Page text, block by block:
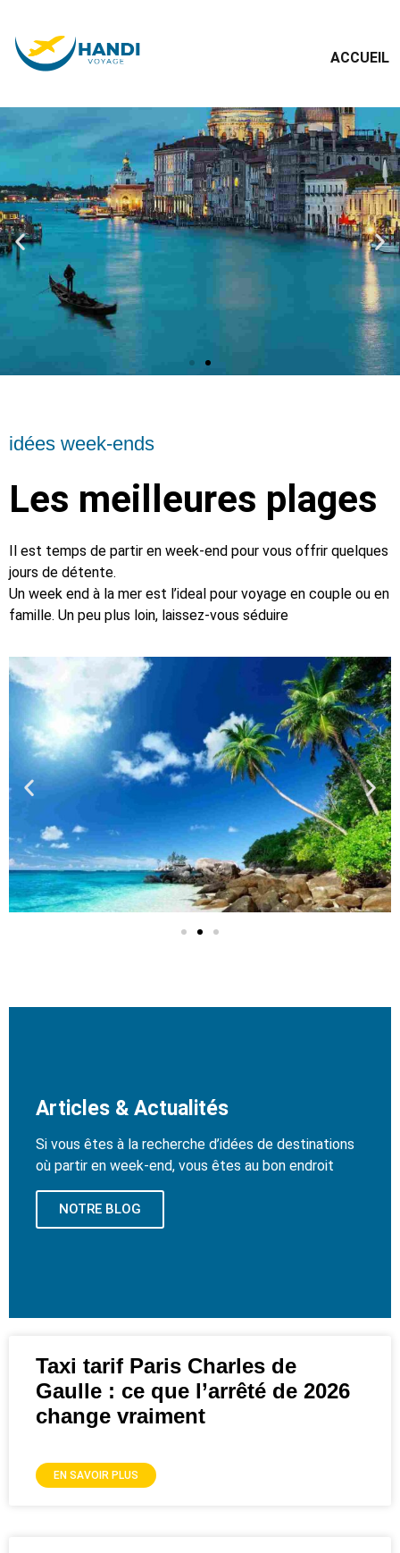
ACCUEIL
Nous voyageons pour chercher d'autres états, d'autres vies,
idées week-ends
Les meilleures plages
Il est temps de partir en week-end pour vous offrir quelques
jours de détente.
Un week end à la mer est l’ideal pour voyage en couple ou en
famille. Un peu plus loin, laissez-vous séduire
Articles & Actualités
Si vous êtes à la recherche d’idées de destinations
où partir en week-end, vous êtes au bon endroit
NOTRE BLOG
Taxi tarif Paris Charles de
Gaulle : ce que l’arrêté de 2026
change vraiment
EN SAVOIR PLUS